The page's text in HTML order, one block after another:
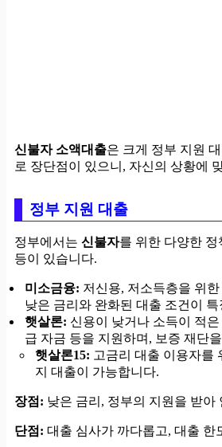
신불자 소액대출은 크게 정부 지원
로 장단점이 있으니, 자신의 상황에
정부 지원 대출
정부에서는 신불자를 위한 다양한
등이 있습니다.
미소금융: 저신용, 저소득층을 위
낮은 금리와 완화된 대출 조건이 특
햇살론: 신용이 낮거나 소득이 적
급 자금 등을 지원하며, 보증 재단
햇살론15: 고금리 대출 이용자를
지 대출이 가능합니다.
장점: 낮은 금리, 정부의 지원을 받아
단점: 대출 심사가 까다롭고, 대출 한